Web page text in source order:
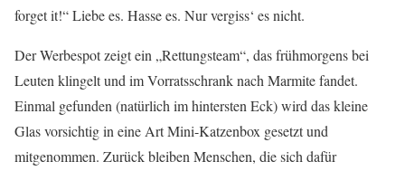
forget it!“ Liebe es. Hasse es. Nur vergiss‘ es nicht.
Der Werbespot zeigt ein „Rettungsteam“, das frühmorgens bei
Leuten klingelt und im Vorratsschrank nach Marmite fandet.
Einmal gefunden (natürlich im hintersten Eck) wird das kleine
Glas vorsichtig in eine Art Mini-Katzenbox gesetzt und
mitgenommen. Zurück bleiben Menschen, die sich dafür